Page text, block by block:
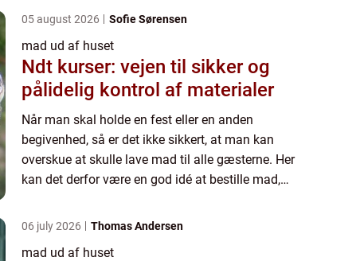
05 august 2026 Sofie Sørensen
mad ud af huset
Ndt kurser: vejen til sikker og
pålidelig kontrol af materialer
Når man skal holde en fest eller en anden
begivenhed, så er det ikke sikkert, at man kan
overskue at skulle lave mad til alle gæsterne. Her
kan det derfor være en god idé at bestille mad,
tid, og sikre si...
06 july 2026 Thomas Andersen
mad ud af huset